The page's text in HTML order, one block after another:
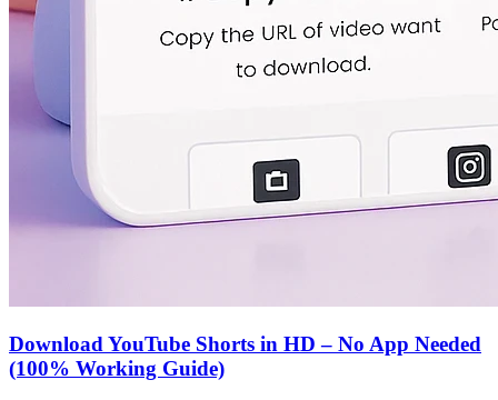
Download YouTube Shorts in HD – No App Needed
(100% Working Guide)